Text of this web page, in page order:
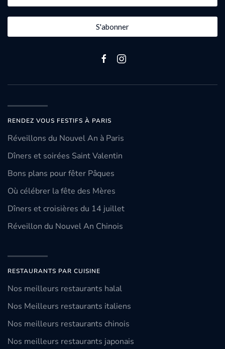
S'abonner
RENDEZ VOUS FESTIFS À PARIS
Réveillons du Nouvel An à Paris
Dîners et soirées Saint Valentin
Bons plans pour fêter Pâques
Où célébrer la fête des Mères
Dîners et croisières du 14 juillet
Réveillon du Nouvel An Chinois
RESTAURANTS PAR CUISINE
Nos meilleurs restaurants halal
Nos Meilleurs restaurants italiens
Nos meilleurs restaurants chinois
Nos meilleurs restaurants japonais